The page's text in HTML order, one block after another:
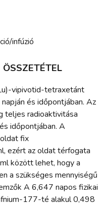
infúzió
ÖSSZETÉTEL
vipivotid-tetraxetánt
és időpontjában. Az
teljes radioaktivitása
időpontjában. A
fix
ezért az oldat térfogata
között lehet, hogy a
a szükséges mennyiségű
A 6,647 napos fizikai
177-té alakul 0,498